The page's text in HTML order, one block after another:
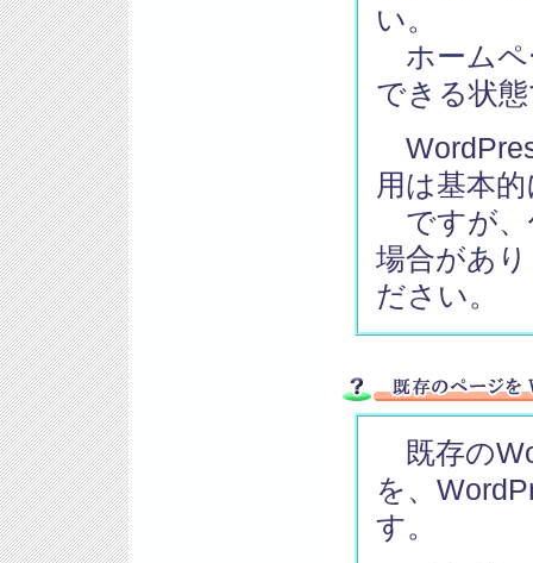
い。
ホームペ
できる状
用は基本
ですが、
場合があ
ださい。
既存の
を、
す。